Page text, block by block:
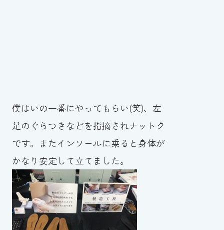
僕はいの一番にやってもらい(笑)、左
足のぐらつきなどを指摘されナットク
です。またインソールに乗ると身体が
かなり安定して立てました。